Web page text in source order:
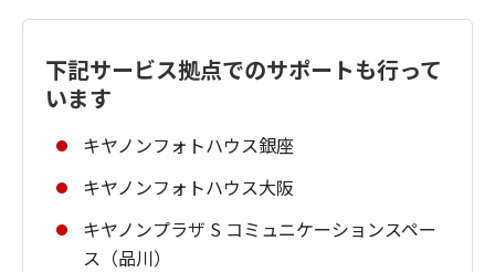
下記サービス拠点でのサポートも行って
います
キヤノンフォトハウス銀座
キヤノンフォトハウス大阪
キヤノンプラザ S コミュニケーションスペー
ス（品川）